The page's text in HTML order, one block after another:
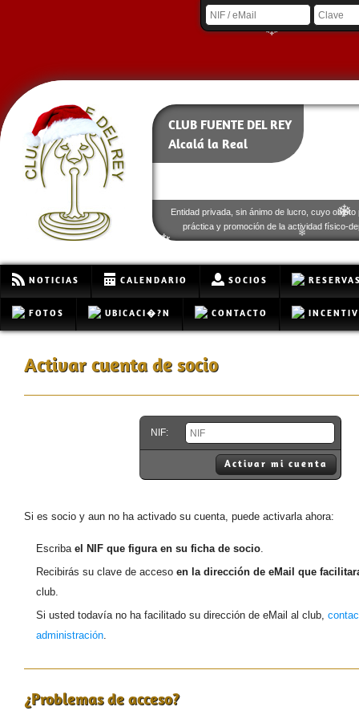
CLUB FUENTE DEL REY
Alcalá la Real
Entidad privada, sin ánimo de lucro, cuyo objeto
práctica y promoción de la actividad físico-
NOTICIAS CALENDARIO SOCIOS
FOTOS UBICACI�?N CONTACTO
Activar cuenta de socio
NIF:
Activar mi cuenta
Si es socio y aun no ha activado su cuenta, puede activarla ahora:
Escriba el NIF que figura en su ficha de socio.
Recibirás su clave de acceso en la dirección de eMail que
club.
Si usted todavía no ha facilitado su dirección de eMail al club,
administración.
¿Problemas de acceso?
❄
❄
❄